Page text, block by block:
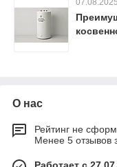
07.08.2025
О нас
Рейтинг не
Менее 5 отзывов